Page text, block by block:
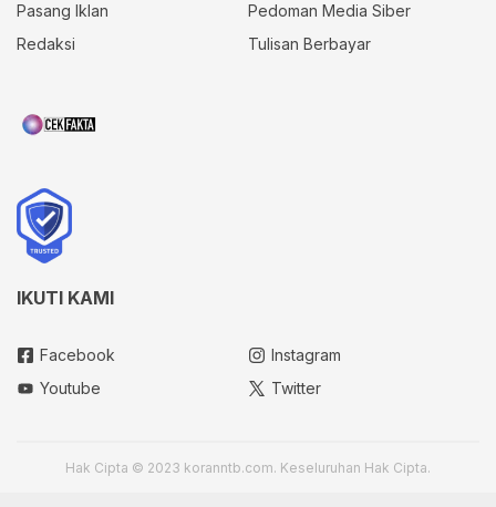
Pasang Iklan
Pedoman Media Siber
Redaksi
Tulisan Berbayar
IKUTI KAMI
Facebook
Instagram
Youtube
Twitter
Hak Cipta © 2023 koranntb.com. Keseluruhan Hak Cipta.